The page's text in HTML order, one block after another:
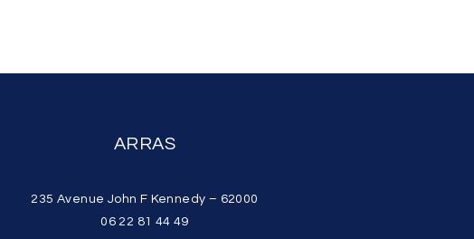
ARRAS
235 Avenue John F Kennedy – 62000
06 22 81 44 49